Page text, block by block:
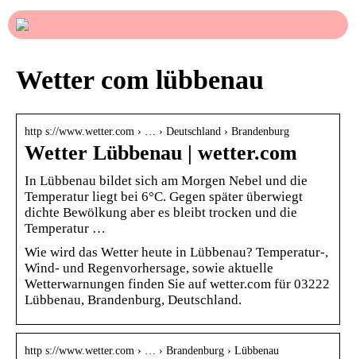
Wetter com lübbenau
http s://www.wetter.com › … › Deutschland › Brandenburg
Wetter Lübbenau | wetter.com
In Lübbenau bildet sich am Morgen Nebel und die
Temperatur liegt bei 6°C. Gegen später überwiegt
dichte Bewölkung aber es bleibt trocken und die
Temperatur …
Wie wird das Wetter heute in Lübbenau? Temperatur-,
Wind- und Regenvorhersage, sowie aktuelle
Wetterwarnungen finden Sie auf wetter.com für 03222
Lübbenau, Brandenburg, Deutschland.
http s://www.wetter.com › … › Brandenburg › Lübbenau